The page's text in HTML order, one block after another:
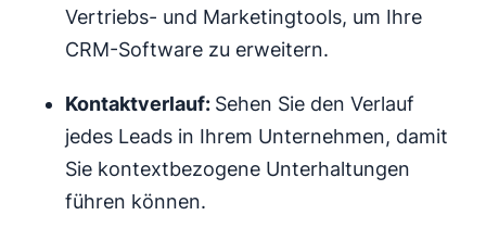
Vertriebs- und Marketingtools, um Ihre
CRM-Software zu erweitern.
Kontaktverlauf: Sehen Sie den Verlauf
jedes Leads in Ihrem Unternehmen, damit
Sie kontextbezogene Unterhaltungen
führen können.